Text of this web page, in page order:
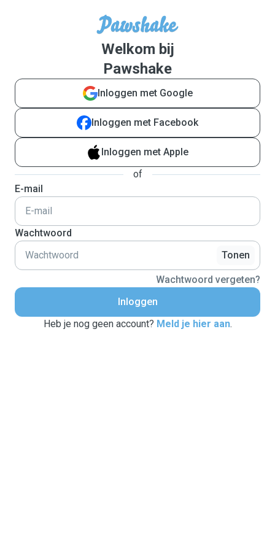
Welkom bij
Pawshake
Inloggen met Google
Inloggen met Facebook
Inloggen met Apple
of
E-mail
Wachtwoord
Tonen
Wachtwoord vergeten?
Inloggen
Heb je nog geen account? Meld je hier aan.